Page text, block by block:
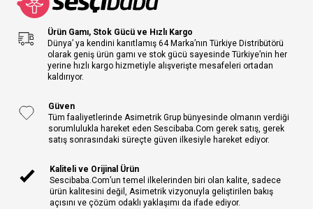
Ürün Gamı, Stok Gücü ve Hızlı Kargo
Dünya’ ya kendini kanıtlamış 64 Marka’nın Türkiye Distribütörü
olarak geniş ürün gamı ve stok gücü sayesinde Türkiye’nin her
yerine hızlı kargo hizmetiyle alışverişte mesafeleri ortadan
kaldırıyor.
Güven
Tüm faaliyetlerinde Asimetrik Grup bünyesinde olmanın verdiği
sorumlulukla hareket eden Sescibaba.Com gerek satış, gerek
satış sonrasındaki süreçte güven ilkesiyle hareket ediyor.
Kaliteli ve Orijinal Ürün
Sescibaba.Com’un temel ilkelerinden biri olan kalite, sadece
ürün kalitesini değil, Asimetrik vizyonuyla geliştirilen bakış
açısını ve çözüm odaklı yaklaşımı da ifade ediyor.